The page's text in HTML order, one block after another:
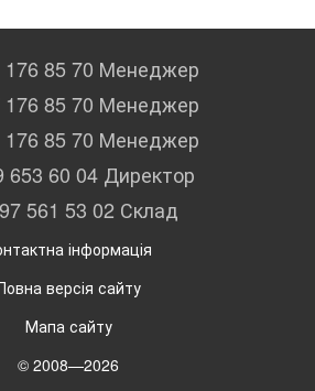
176 85 70 Менеджер
176 85 70 Менеджер
176 85 70 Менеджер
653 60 04 Директор
561 53 02 Склад
інформація
версія сайту
Мапа сайту
© 2008—2026